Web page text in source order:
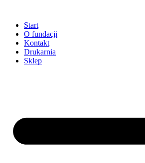
treści
Start
O fundacji
Kontakt
Drukarnia
Sklep